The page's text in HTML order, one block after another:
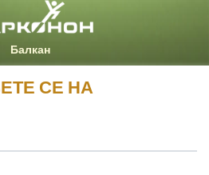
Macedonian
СЕ НА